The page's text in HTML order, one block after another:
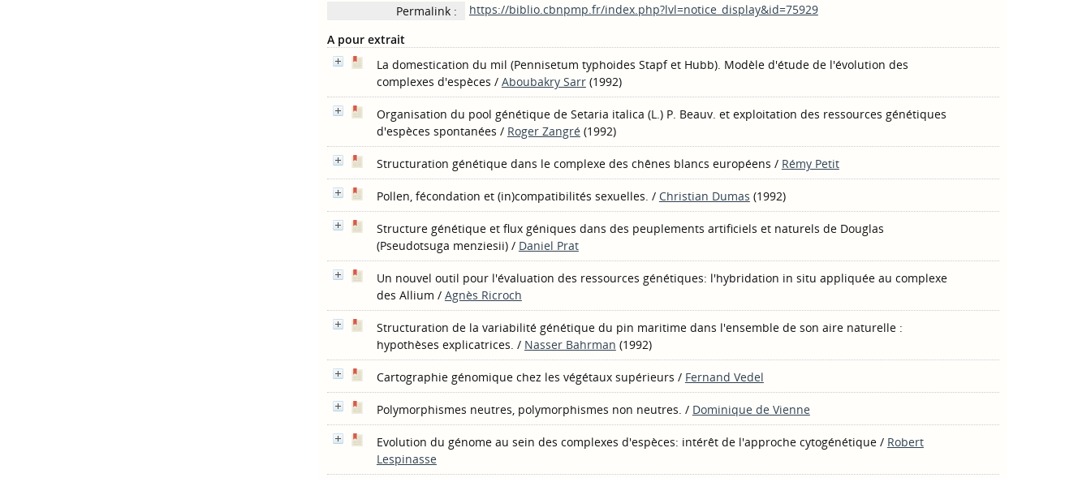
Permalink :
https://biblio.cbnpmp.fr/index.php?lvl=notice_display&id=75929
A pour extrait
La domestication du mil (Pennisetum typhoides Stapf et Hubb). Modèle d'étude de l'évolution des
complexes d'espèces / Aboubakry Sarr(1992)
Organisation du pool génétique de Setaria italica (L.) P. Beauv. et exploitation des ressources génétiques
d'espèces spontanées / Roger Zangré(1992)
Structuration génétique dans le complexe des chênes blancs européens / Rémy Petit
Pollen, fécondation et (in)compatibilités sexuelles. / Christian Dumas (1992)
Structure génétique et flux géniques dans des peuplements artificiels et naturels de Douglas
(Pseudotsuga menziesii)/ Daniel Prat
Un nouvel outil pour l'évaluation des ressources génétiques: l'hybridation in situ appliquée au complexe
des Allium / Agnès Ricroch
Structuration de la variabilité génétique du pin maritime dans l'ensemble de son aire naturelle :
hypothèses explicatrices. / Nasser Bahrman (1992)
Cartographie génomique chez les végétaux supérieurs / Fernand Vedel
Polymorphismes neutres, polymorphismes non neutres. / Dominique de Vienne
Evolution du génome au sein des complexes d'espèces: intérêt de l'approche cytogénétique/ Robert
Lespinasse